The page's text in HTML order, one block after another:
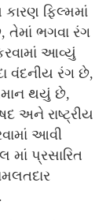
ફિલ્મમાં
તેમાં ભગવા રંગ
આવ્યું
વંદનીય રંગ છે,
થયું છે,
અને રાષ્ટ્રીય
આવી
માં પ્રસારિત